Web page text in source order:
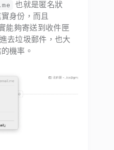
也就是匿名狀
身份，而且
能夠寄送到收件匣
去垃圾郵件，也大
機率。